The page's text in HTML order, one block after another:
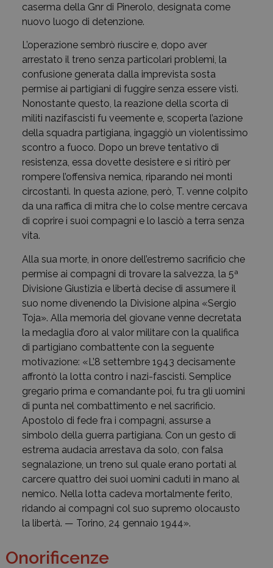
caserma della Gnr di Pinerolo, designata come
nuovo luogo di detenzione.
L’operazione sembrò riuscire e, dopo aver
arrestato il treno senza particolari problemi, la
confusione generata dalla imprevista sosta
permise ai partigiani di fuggire senza essere visti.
Nonostante questo, la reazione della scorta di
militi nazifascisti fu veemente e, scoperta l’azione
della squadra partigiana, ingaggiò un violentissimo
scontro a fuoco. Dopo un breve tentativo di
resistenza, essa dovette desistere e si ritirò per
rompere l’offensiva nemica, riparando nei monti
circostanti. In questa azione, però, T. venne colpito
da una raffica di mitra che lo colse mentre cercava
di coprire i suoi compagni e lo lasciò a terra senza
vita.
Alla sua morte, in onore dell’estremo sacrificio che
permise ai compagni di trovare la salvezza, la 5ª
Divisione Giustizia e libertà decise di assumere il
suo nome divenendo la Divisione alpina «Sergio
Toja». Alla memoria del giovane venne decretata
la medaglia d’oro al valor militare con la qualifica
di partigiano combattente con la seguente
motivazione: «L’8 settembre 1943 decisamente
affrontò la lotta contro i nazi-fascisti. Semplice
gregario prima e comandante poi, fu tra gli uomini
di punta nel combattimento e nel sacrificio.
Apostolo di fede fra i compagni, assurse a
simbolo della guerra partigiana. Con un gesto di
estrema audacia arrestava da solo, con falsa
segnalazione, un treno sul quale erano portati al
carcere quattro dei suoi uomini caduti in mano al
nemico. Nella lotta cadeva mortalmente ferito,
ridando ai compagni col suo supremo olocausto
la libertà. — Torino, 24 gennaio 1944».
Onorificenze